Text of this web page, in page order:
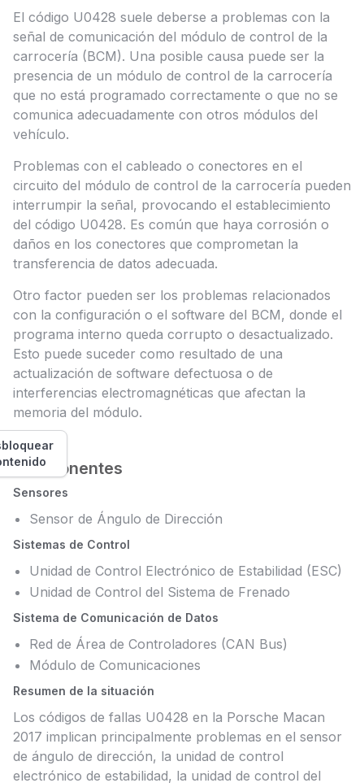
El código U0428 suele deberse a problemas con la
señal de comunicación del módulo de control de la
carrocería (BCM). Una posible causa puede ser la
presencia de un módulo de control de la carrocería
que no está programado correctamente o que no se
comunica adecuadamente con otros módulos del
vehículo.
Problemas con el cableado o conectores en el
circuito del módulo de control de la carrocería pueden
interrumpir la señal, provocando el establecimiento
del código U0428. Es común que haya corrosión o
daños en los conectores que comprometan la
transferencia de datos adecuada.
Otro factor pueden ser los problemas relacionados
con la configuración o el software del BCM, donde el
programa interno queda corrupto o desactualizado.
Esto puede suceder como resultado de una
actualización de software defectuosa o de
interferencias electromagnéticas que afectan la
memoria del módulo.
Componentes
Sensores
Sensor de Ángulo de Dirección
Sistemas de Control
Unidad de Control Electrónico de Estabilidad (ESC)
Unidad de Control del Sistema de Frenado
Sistema de Comunicación de Datos
Red de Área de Controladores (CAN Bus)
Módulo de Comunicaciones
Resumen de la situación
Los códigos de fallas U0428 en la Porsche Macan
2017 implican principalmente problemas en el sensor
de ángulo de dirección, la unidad de control
electrónico de estabilidad, la unidad de control del